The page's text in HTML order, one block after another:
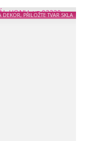
DEKOR, PŘILOŽTE TVAR SKLA